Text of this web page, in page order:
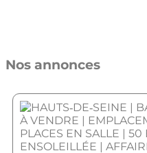
Nos annonces